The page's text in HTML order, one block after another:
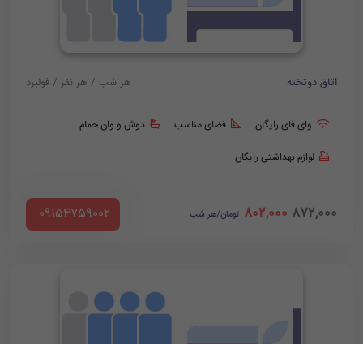
اتاق دوتخته هر شب / هر نفر / فولبرد
وای فای رایگان فضای مناسب دوش و وان حمام
لوازم بهداشتی رایگان
872,000
802,000 تومان/هر شب ‪ 09154759002